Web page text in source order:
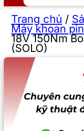
Trang chủ /
Máy khoan pin
18V 150Nm
(SOLO)